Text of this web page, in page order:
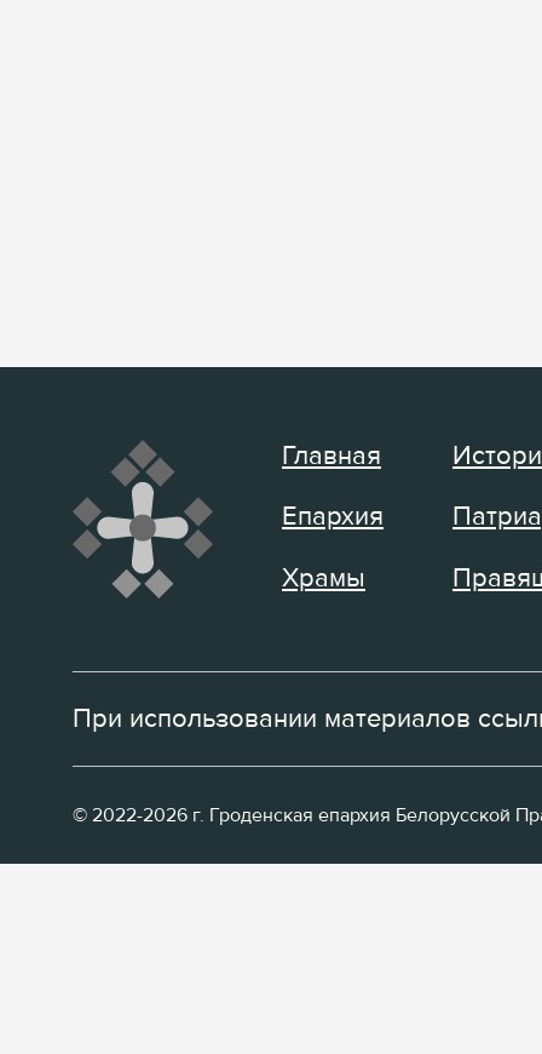
Главная
Епархия
Храмы
При использовании материалов
© 2022-2026 г. Гроденская епархия Белорусской